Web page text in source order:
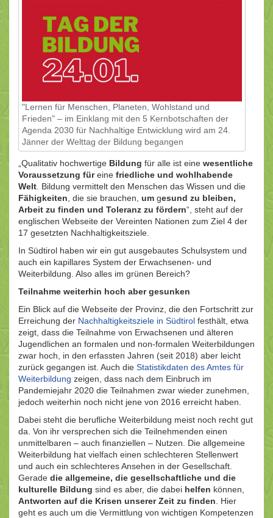
"Lernen für Menschen, Planeten, Wohlstand und
Frieden" – im Einklang mit den 5 Kernbotschaften der
Agenda 2030 für Nachhaltige Entwicklung wird am 24.
Jänner der Welttag der Bildung begangen
„Qualitativ hochwertige Bildung für alle ist eine wesentliche
Voraussetzung füreine friedliche und wohlhabende
Welt . Bildung vermittelt den Menschen das Wissen und die
Fähigkeiten , die sie brauchen, um gesund zu bleiben,
Arbeit zu finden und Toleranz zu fördern“, steht auf der
englischen Webseite der Vereinten Nationen zum Ziel 4 der
17 gesetzten Nachhaltigkeitsziele.
In Südtirol haben wir ein gut ausgebautes Schulsystem und
auch ein kapillares System der Erwachsenen- und
Weiterbildung. Also alles im grünen Bereich?
Teilnahme weiterhin hoch aber gesunken
Ein Blick auf die Webseite der Provinz, die den Fortschritt zur
Erreichung der Nachhaltigkeitsziele in Südtirol festhält, etwa
zeigt, dass die Teilnahme von Erwachsenen und älteren
Jugendlichen an formalen und non-formalen Weiterbildungen
zwar hoch, in den erfassten Jahren (seit 2018) aber leicht
zurück gegangen ist. Auch die Statistikdaten des Amtes für
Weiterbildung zeigen, dass nach dem Einbruch im
Pandemiejahr 2020 die Teilnahmen zwar wieder zunehmen,
jedoch weiterhin noch nicht jene von 2016 erreicht haben.
Dabei steht die berufliche Weiterbildung meist noch recht gut
da. Von ihr versprechen sich die Teilnehmenden einen
unmittelbaren – auch finanziellen – Nutzen. Die allgemeine
Weiterbildung hat vielfach einen schlechteren Stellenwert
und auch ein schlechteres Ansehen in der Gesellschaft.
Gerade die allgemeine, die gesellschaftliche und die
kulturelle Bildung sind es aber, die dabei helfen können,
Antworten auf die Krisen unserer Zeit zu finden . Hier
geht es auch um die Vermittlung von wichtigen Kompetenzen